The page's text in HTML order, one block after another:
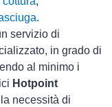
.
servizio di
in grado di
al minimo i
Hotpoint
necessità di